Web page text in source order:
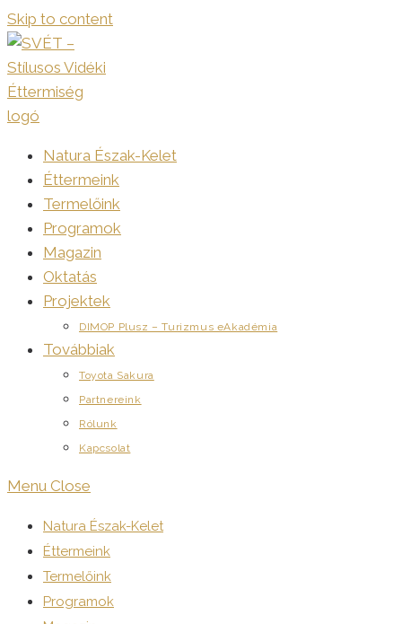
Skip to content
Natura Észak-Kelet
Éttermeink
Termelőink
Programok
Magazin
Oktatás
Projektek
DIMOP Plusz – Turizmus eAkadémia
Továbbiak
Toyota Sakura
Partnereink
Rólunk
Kapcsolat
Menu Close
Natura Észak-Kelet
Éttermeink
Termelőink
Programok